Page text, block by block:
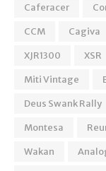
Caferacer
CCM
Cagiva
XJR1300
XSR
Miti Vintage
Deus Swank Rally
Montesa
Wakan